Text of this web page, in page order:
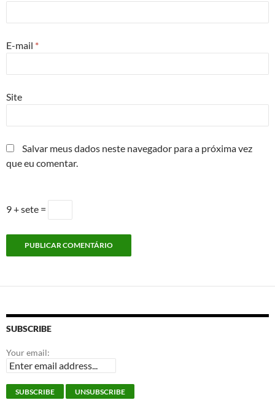
E-mail *
Site
Salvar meus dados neste navegador para a próxima vez
que eu comentar.
9 + sete =
SUBSCRIBE
Your email: